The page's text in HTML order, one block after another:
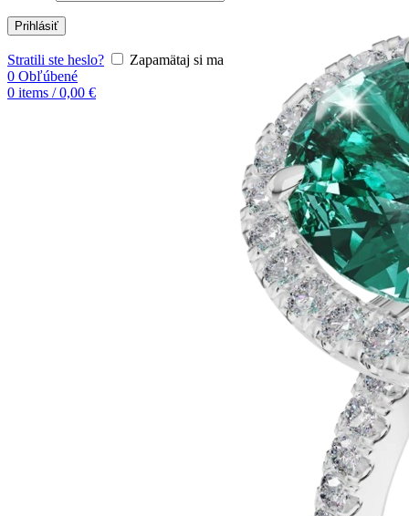
Prihlásiť
Stratili ste heslo?
Zapamätaj si ma
0 Obľúbené
0 items / 0,00 €